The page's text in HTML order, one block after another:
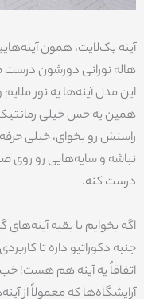
آینه بک‌لایت، همون
هاله نورانی دورشون درست
این مدل آینه‌ها یه نور
همین یه حس خیلی رمانتیک
راستش رو بخوای، خیلی
نباشه و سایه‌هایی رو روی
درست کنه.
اگه بخوایم با بقیه
جنبه دکوراتیو داره تا
اتفاقاً یه آینه هم هست! خب
آرایشگاه‌ها که معمولاً از